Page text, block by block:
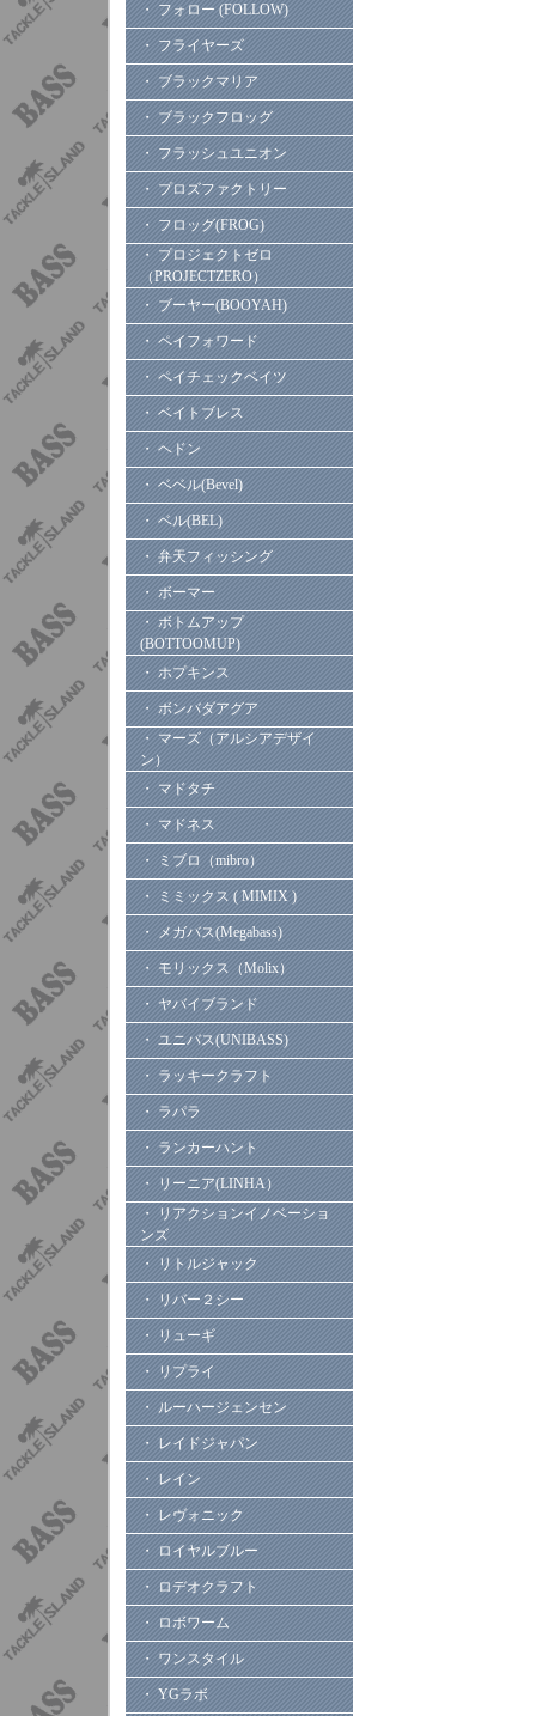
・ フォロー (FOLLOW)
・ フライヤーズ
・ ブラックマリア
・ ブラックフロッグ
・ フラッシュユニオン
・ プロズファクトリー
・ フロッグ(FROG)
・ プロジェクトゼロ
（PROJECTZERO）
・ ブーヤー(BOOYAH)
・ ペイフォワード
・ ペイチェックベイツ
・ ベイトブレス
・ ヘドン
・ ベベル(Bevel)
・ ベル(BEL)
・ 弁天フィッシング
・ ボーマー
・ ボトムアップ
(BOTTOOMUP)
・ ホプキンス
・ ボンバダアグア
・ マーズ（アルシアデザイ
ン）
・ マドタチ
・ マドネス
・ ミブロ（mibro）
・ ミミックス ( MIMIX )
・ メガバス(Megabass)
・ モリックス（Molix）
・ ヤバイブランド
・ ユニバス(UNIBASS)
・ ラッキークラフト
・ ラパラ
・ ランカーハント
・ リーニア(LINHA）
・ リアクションイノベーショ
ンズ
・ リトルジャック
・ リバー２シー
・ リューギ
・ リプライ
・ ルーハージェンセン
・ レイドジャパン
・ レイン
・ レヴォニック
・ ロイヤルブルー
・ ロデオクラフト
・ ロボワーム
・ ワンスタイル
・ YGラボ